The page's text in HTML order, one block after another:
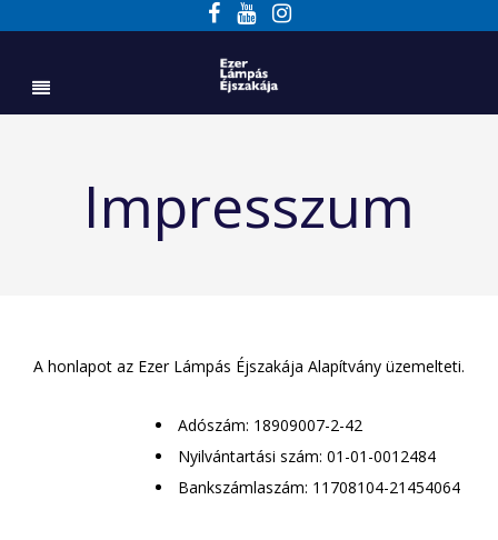
Impresszum
A honlapot az Ezer Lámpás Éjszakája Alapítvány üzemelteti.
Adószám: 18909007-2-42
Nyilvántartási szám: 01-01-0012484
Bankszámlaszám: 11708104-21454064